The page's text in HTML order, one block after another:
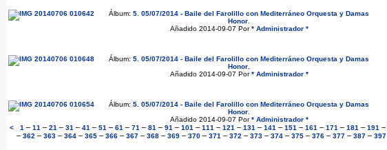
Álbum: 5. 05/07/2014 - Baile del Farolillo con Mediterráneo Orquesta y Damas
Honor
Añadido 2014-09-07 Por* Administrador *
Álbum: 5. 05/07/2014 - Baile del Farolillo con Mediterráneo Orquesta y Damas
Honor
Añadido 2014-09-07 Por* Administrador *
Álbum: 5. 05/07/2014 - Baile del Farolillo con Mediterráneo Orquesta y Damas
Honor
Añadido 2014-09-07 Por* Administrador *
<
1 – 11 – 21 – 31 – 41 – 51 – 61 – 71 – 81 – 91 – 101 – 111 – 121 – 131 – 141 – 151 – 161 – 171 – 181 – 191 –
– 362 – 363 – 364 – 365 – 366 – 367 – 368 – 369 – 370 – 371 – 372 – 373 – 374 – 375 – 376 – 377 – 387 – 397